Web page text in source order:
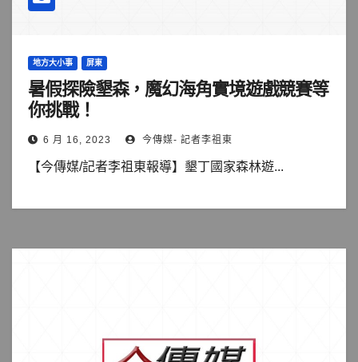
地方大小事 屏東
暑假探險墾森，魔幻海角實境遊戲競賽等
你挑戰！
6 月 16, 2023 今傳媒- 記者李祖東
【今傳媒/記者李祖東報導】墾丁國家森林遊...